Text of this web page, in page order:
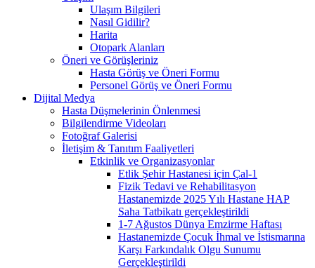
Ulaşım Bilgileri
Nasıl Gidilir?
Harita
Otopark Alanları
Öneri ve Görüşleriniz
Hasta Görüş ve Öneri Formu
Personel Görüş ve Öneri Formu
Dijital Medya
Hasta Düşmelerinin Önlenmesi
Bilgilendirme Videoları
Fotoğraf Galerisi
İletişim & Tanıtım Faaliyetleri
Etkinlik ve Organizasyonlar
Etlik Şehir Hastanesi için Çal-1
Fizik Tedavi ve Rehabilitasyon
Hastanemizde 2025 Yılı Hastane HAP
Saha Tatbikatı gerçekleştirildi
1-7 Ağustos Dünya Emzirme Haftası
Hastanemizde Çocuk İhmal ve İstismarına
Karşı Farkındalık Olgu Sunumu
Gerçekleştirildi